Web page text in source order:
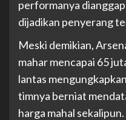
performanya
dijadikan penyerang
Meski demikian,
mahar mencapai 65
lantas
timnya berniat
harga mahal sekalipun.